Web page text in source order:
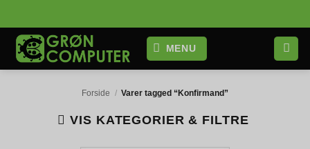
til
indhold
MENU
Forside / Varer tagged “Konfirmand”
VIS KATEGORIER & FILTRE